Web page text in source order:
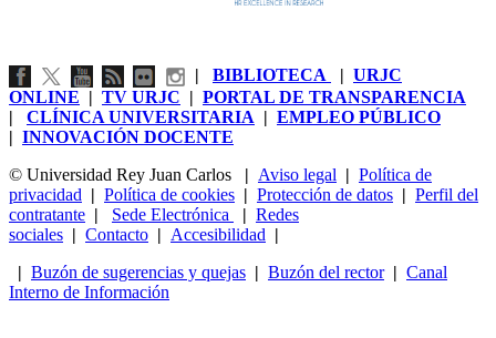
| BIBLIOTECA | URJC
ONLINE | TV URJC | PORTAL DE TRANSPARENCIA
| CLÍNICA UNIVERSITARIA | EMPLEO PÚBLICO
| INNOVACIÓN DOCENTE
© Universidad Rey Juan Carlos
| Aviso legal | Política de
privacidad | Política de cookies | Protección de datos | Perfil del
contratante | Sede Electrónica | Redes
sociales | Contacto | Accesibilidad |
| Buzón de sugerencias y quejas | Buzón del rector| Canal
Interno de Información